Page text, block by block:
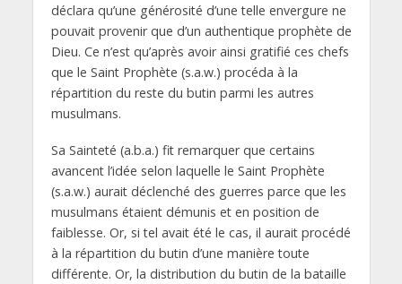
déclara qu’une générosité d’une telle envergure ne
pouvait provenir que d’un authentique prophète de
Dieu. Ce n’est qu’après avoir ainsi gratifié ces chefs
que le Saint Prophète (s.a.w.) procéda à la
répartition du reste du butin parmi les autres
musulmans.
Sa Sainteté (a.b.a.) fit remarquer que certains
avancent l’idée selon laquelle le Saint Prophète
(s.a.w.) aurait déclenché des guerres parce que les
musulmans étaient démunis et en position de
faiblesse. Or, si tel avait été le cas, il aurait procédé
à la répartition du butin d’une manière toute
différente. Or, la distribution du butin de la bataille